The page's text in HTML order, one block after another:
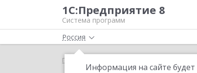
1С:Предприятие 8
Система программ
Россия
Информация на сайте будет
Главная